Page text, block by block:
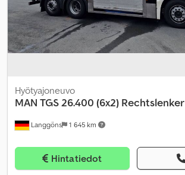
Langgöns 1 645 km
Hyötyajoneuvo
MAN TGS 26.400 (6x2) Rechtslenker
Hintatiedot